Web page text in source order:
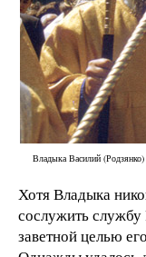
Владыка Василий
Хотя Владыка
сослужить
заветной целью